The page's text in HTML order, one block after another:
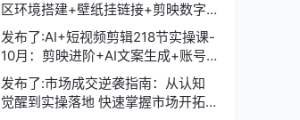
区环境搭建+壁纸挂链接+剪映数字
人，月入1.5万
发布了:AI+短视频剪辑218节实操课-
10月：剪映进阶+AI文案生成+账号
运营，月入2万
发布了:市场成交逆袭指南：从认知
觉醒到实操落地 快速掌握市场开拓